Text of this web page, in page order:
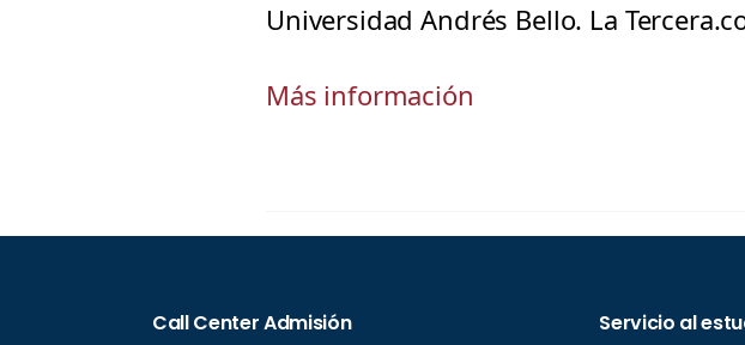
Universidad Andrés Bello. La
Más información